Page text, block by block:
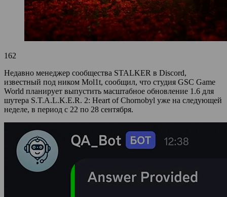
162
Недавно менеджер сообщества STALKER в Discord,
известный под ником Mol1t, сообщил, что студия GSC Game
World планирует выпустить масштабное обновление 1.6 для
шутера S.T.A.L.K.E.R. 2: Heart of Chornobyl уже на следующей
неделе, в период с 22 по 28 сентября.